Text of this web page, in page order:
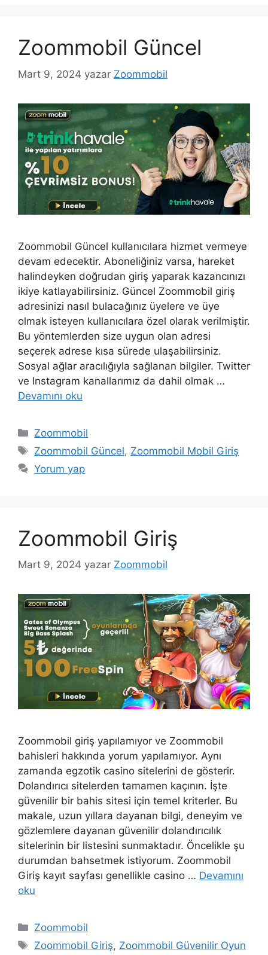
Zoommobil Güncel
Mart 9, 2024 yazar Zoommobil
Zoommobil Güncel kullanıcılara hizmet vermeye
devam edecektir. Aboneliğiniz varsa, hareket
halindeyken doğrudan giriş yaparak kazancınızı
ikiye katlayabilirsiniz. Güncel Zoommobil giriş
adresinizi nasıl bulacağınız üyelere ve üye
olmak isteyen kullanıcılara özel olarak verilmiştir.
Bu yöntemlerden size uygun olan adresi
seçerek adrese kısa sürede ulaşabilirsiniz.
Sosyal ağlar aracılığıyla sağlanan bilgiler. Twitter
ve Instagram kanallarımız da dahil olmak …
Devamını oku
Kategoriler
Zoommobil
Etiketler
Zoommobil Güncel, Zoommobil Mobil Giriş
Yorum yap
Zoommobil Giriş
Mart 9, 2024 yazar Zoommobil
Zoommobil giriş yapılamıyor ve Zoommobil
bahisleri hakkında yorum yapılamıyor. Aynı
zamanda egzotik casino sitelerini de gösterir.
Dolandırıcı sitelerden tamamen kaçının. İşte
güvenilir bir bahis sitesi için temel kriterler. Bu
makale, uzun yıllara dayanan bilgi, deneyim ve
gözlemlere dayanan güvenilir dolandırıcılık
sitelerinin bir listesini sunmaktadır. Öncelikle şu
durumdan bahsetmek istiyorum. Zoommobil
Giriş kayıt sayfası genellikle casino … Devamını
oku
Kategoriler
Zoommobil
Etiketler
Zoommobil Giriş, Zoommobil Güvenilir Oyun